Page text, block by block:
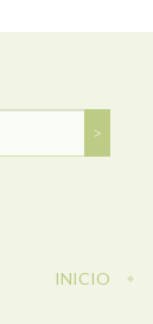
INICIO